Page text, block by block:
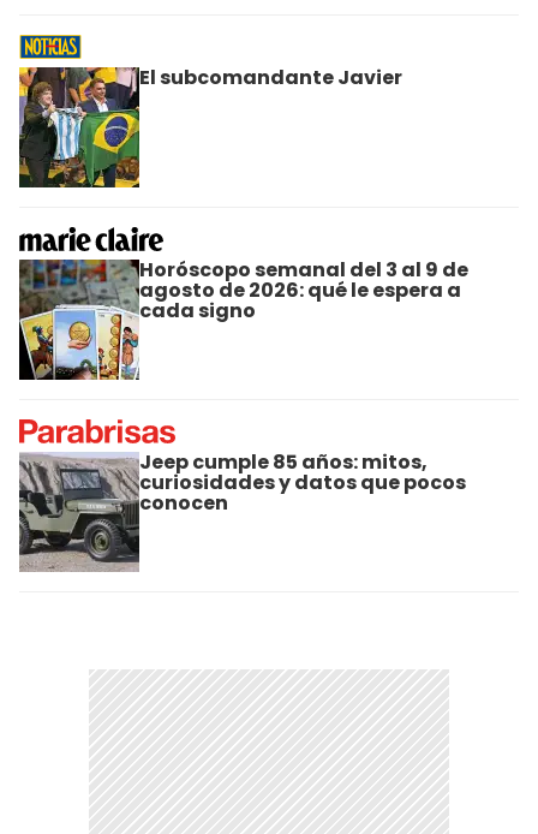
El subcomandante Javier
Horóscopo semanal del 3 al 9 de
agosto de 2026: qué le espera a
cada signo
Jeep cumple 85 años: mitos,
curiosidades y datos que pocos
conocen